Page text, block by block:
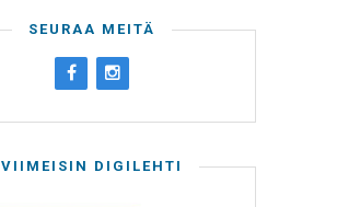
SEURAA MEITÄ
VIIMEISIN DIGILEHTI